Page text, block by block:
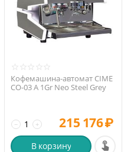
Кофемашина-автомат CIME
CO-03 A 1Gr Neo Steel Grey
+
− 215 176₽
В корзину